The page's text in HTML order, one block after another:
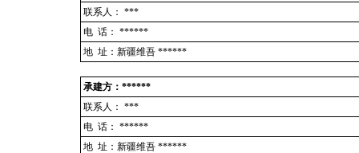
联系人： ***
电 话： ******
地 址：新疆维吾 ******
承建方：******
联系人： ***
电 话： ******
地 址：新疆维吾 ******